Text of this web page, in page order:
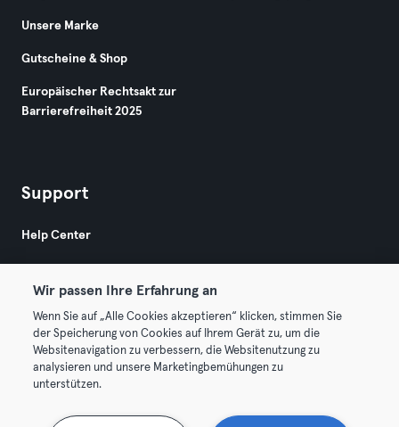
Unsere Marke
Gutscheine & Shop
Europäischer Rechtsakt zur
Barrierefreiheit 2025
Support
Help Center
© 2026 Urban Sports Group GmbH. All rights reserved.
AGB Datenschutz
Hier Verträge widerrufen
Wir passen Ihre Erfahrung an
Wenn Sie auf „Alle Cookies akzeptieren“ klicken, stimmen Sie
der Speicherung von Cookies auf Ihrem Gerät zu, um die
Websitenavigation zu verbessern, die Websitenutzung zu
analysieren und unsere Marketingbemühungen zu
unterstützen.